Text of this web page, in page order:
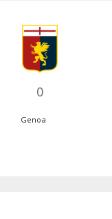
0
Genoa